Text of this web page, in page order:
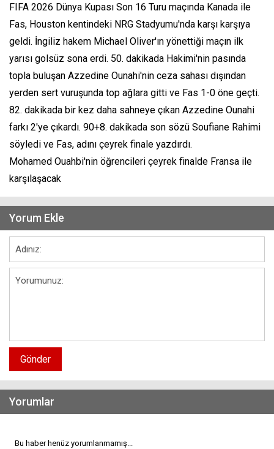
FIFA 2026 Dünya Kupası Son 16 Turu maçında Kanada ile
Fas, Houston kentindeki NRG Stadyumu'nda karşı karşıya
geldi. İngiliz hakem Michael Oliver'ın yönettiği maçın ilk
yarısı golsüz sona erdi. 50. dakikada Hakimi'nin pasında
topla buluşan Azzedine Ounahi'nin ceza sahası dışından
yerden sert vuruşunda top ağlara gitti ve Fas 1-0 öne geçti.
82. dakikada bir kez daha sahneye çıkan Azzedine Ounahi
farkı 2'ye çıkardı. 90+8. dakikada son sözü Soufiane Rahimi
söyledi ve Fas, adını çeyrek finale yazdırdı.
Mohamed Ouahbi'nin öğrencileri çeyrek finalde Fransa ile
karşılaşacak
Yorum Ekle
Gönder
Yorumlar
Bu haber henüz yorumlanmamış...